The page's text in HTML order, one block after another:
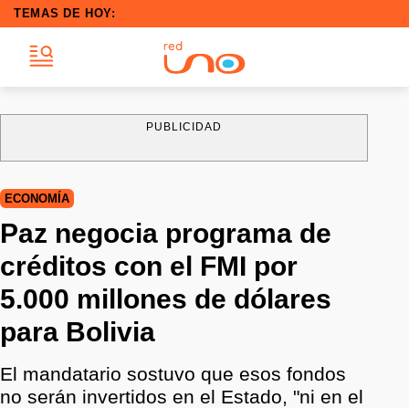
TEMAS DE HOY:
PUBLICIDAD
ECONOMÍA
Paz negocia programa de
créditos con el FMI por
5.000 millones de dólares
para Bolivia
El mandatario sostuvo que esos fondos
no serán invertidos en el Estado, "ni en el